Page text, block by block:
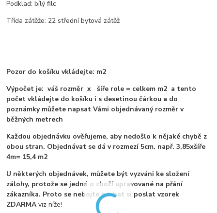
Podklad: bílý filc
Třída zátěže: 22 střední bytová zátěž
Pozor do košíku vkládejte: m2
Výpočet je: váš rozměr x šíře role = celkem m2 a tento
počet vkládejte do košíku i s desetinou čárkou a do
poznámky můžete napsat Vámi objednávaný rozměr v
běžných metrech
Každou objednávku ověřujeme, aby nedošlo k nějaké chybě z
obou stran. Objednávat se dá v rozmezí 5cm. např. 3,85xšíře
4m= 15,4 m2
U některých objednávek, můžete být vyzváni ke složení
zálohy, protože se jedná o zboží upravované na přání
zákazníka. Proto se nebojte nechat si poslat vzorek
ZDARMAviz níže!